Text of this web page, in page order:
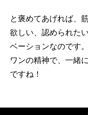
と褒めてあげれば、
欲しい、認められた
ベーションなのです
ワンの精神で、一緒
ですね！